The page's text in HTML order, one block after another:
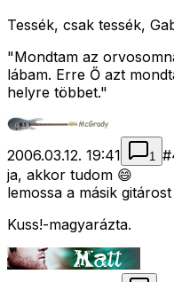
Tessék, csak tessék,
"Mondtam az
lábam. Erre Ő azt
helyre többet."
2006.03.12. 19:41 1 #
ja, akkor tudom 😄
lemossa a másik
Kuss!-magyarázta.